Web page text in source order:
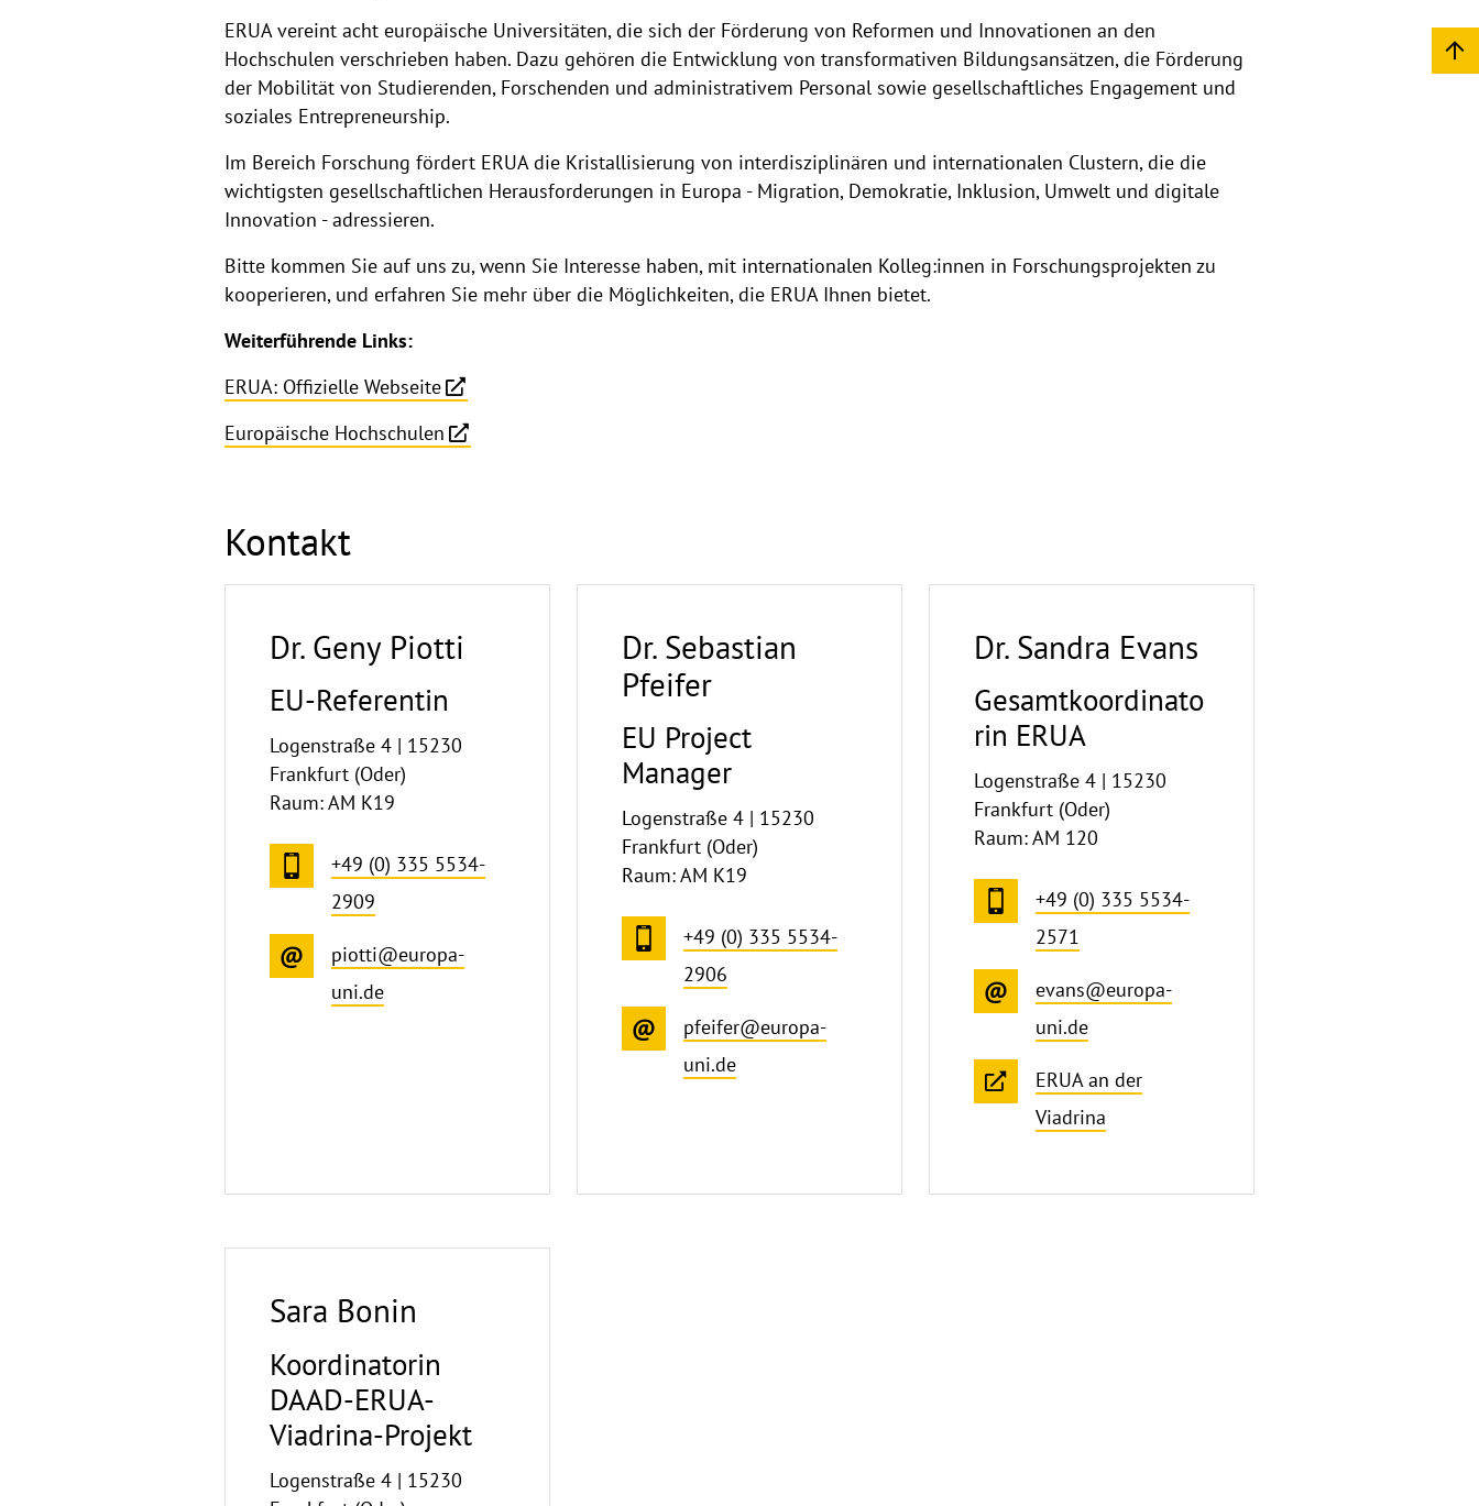
ERUA vereint acht europäische Universitäten, die sich der Förderung von Reformen und Innovationen an den
Hochschulen verschrieben haben. Dazu gehören die Entwicklung von transformativen Bildungsansätzen, die Förderung
der Mobilität von Studierenden, Forschenden und administrativem Personal sowie gesellschaftliches Engagement und
soziales Entrepreneurship.
Im Bereich Forschung fördert ERUA die Kristallisierung von interdisziplinären und internationalen Clustern, die die
wichtigsten gesellschaftlichen Herausforderungen in Europa - Migration, Demokratie, Inklusion, Umwelt und digitale
Innovation - adressieren.
Bitte kommen Sie auf uns zu, wenn Sie Interesse haben, mit internationalen Kolleg:innen in Forschungsprojekten zu
kooperieren, und erfahren Sie mehr über die Möglichkeiten, die ERUA Ihnen bietet.
Weiterführende Links:
ERUA: Offizielle Webseite
Europäische Hochschulen
Kontakt
Dr. Geny Piotti
EU-Referentin
Logenstraße 4 | 15230
Frankfurt (Oder)
Raum: AM K19
+49 (0) 335 5534-
2909
piotti@europa-
uni.de
Dr. Sebastian
Pfeifer
EU Project
Manager
Logenstraße 4 | 15230
Frankfurt (Oder)
Raum: AM K19
+49 (0) 335 5534-
2906
pfeifer@europa-
uni.de
Dr. Sandra Evans
Gesamtkoordinato
rin ERUA
Logenstraße 4 | 15230
Frankfurt (Oder)
Raum: AM 120
+49 (0) 335 5534-
2571
evans@europa-
uni.de
ERUA an der
Viadrina
Sara Bonin
Koordinatorin
DAAD-ERUA-
Viadrina-Projekt
Logenstraße 4 | 15230